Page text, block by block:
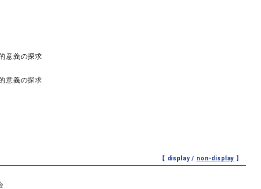
意義の探求
意義の探求
【 display / non-display 】